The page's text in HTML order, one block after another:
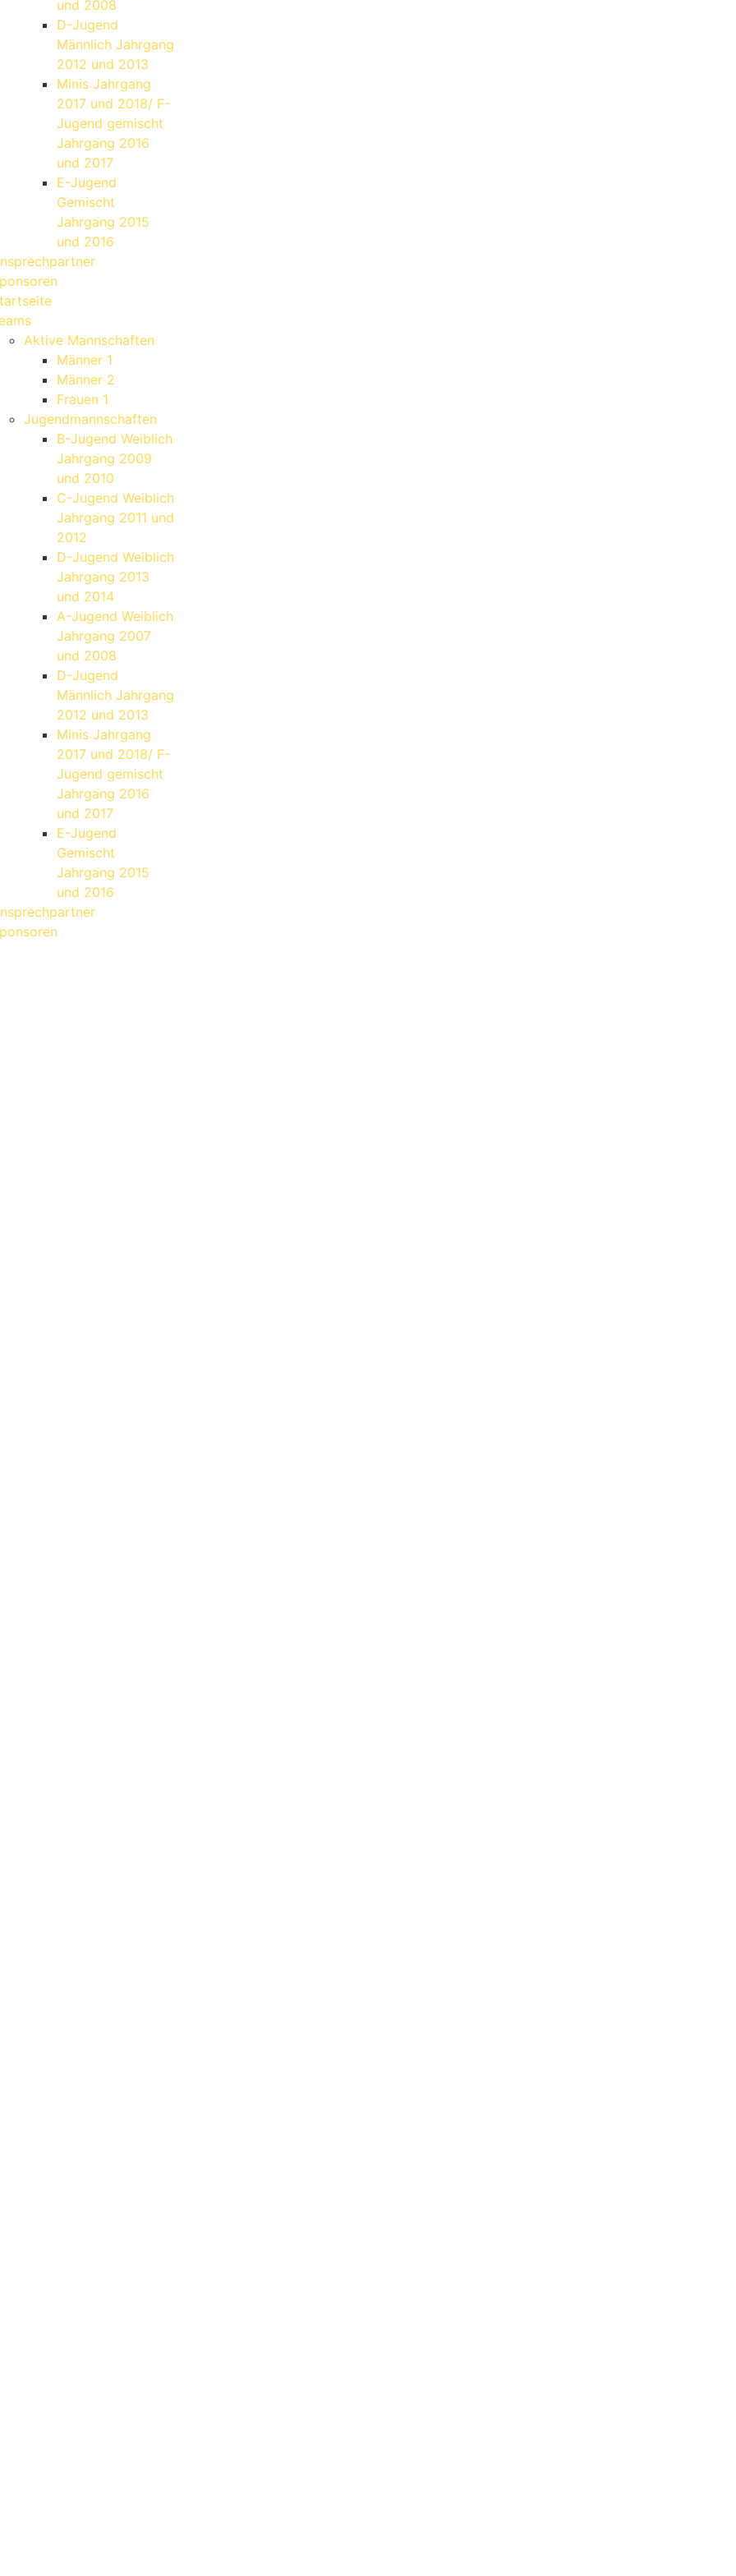
und 2008
D-Jugend
Männlich Jahrgang
2012 und 2013
Minis Jahrgang
2017 und 2018/ F-
Jugend gemischt
Jahrgang 2016
und 2017
E-Jugend
Gemischt
Jahrgang 2015
und 2016
Aktive Mannschaften
Männer 1
Männer 2
Frauen 1
Jugendmannschaften
B-Jugend Weiblich
Jahrgang 2009
und 2010
C-Jugend Weiblich
Jahrgang 2011 und
2012
D-Jugend Weiblich
Jahrgang 2013
und 2014
A-Jugend Weiblich
Jahrgang 2007
und 2008
D-Jugend
Männlich Jahrgang
2012 und 2013
Minis Jahrgang
2017 und 2018/ F-
Jugend gemischt
Jahrgang 2016
und 2017
E-Jugend
Gemischt
Jahrgang 2015
und 2016